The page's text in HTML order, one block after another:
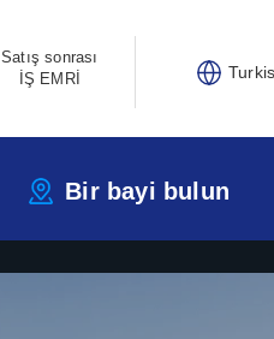
Satış sonrası
İŞ EMRİ
Bir bayi bulun